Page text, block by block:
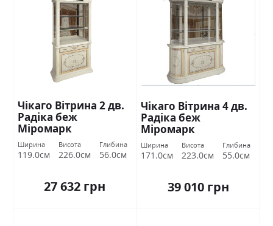
Чікаго Вітрина 2 дв.
Радіка беж
Міромарк
Ширина
119.0см
Висота
226.0см
Глибина
56.0см
27 632 грн
Чікаго Вітрина 4 дв.
Радіка беж
Міромарк
Ширина
171.0см
Висота
223.0см
Глибина
55.0см
39 010 грн